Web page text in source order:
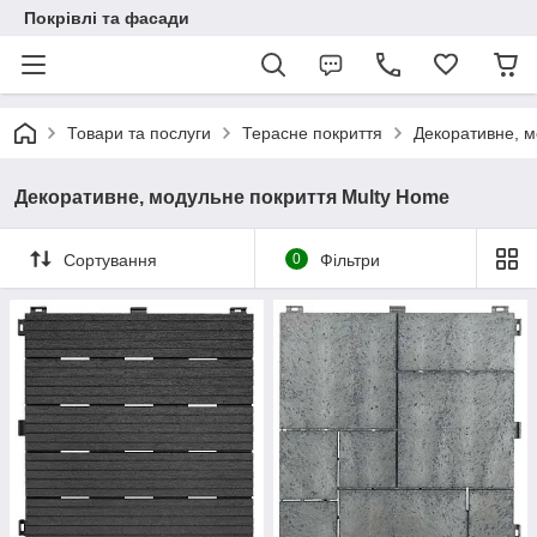
Покрівлі та фасади
Товари та послуги Терасне покриття Декоративне,
Декоративне, модульне покриття Multy Home
Сортування 0 Фільтри